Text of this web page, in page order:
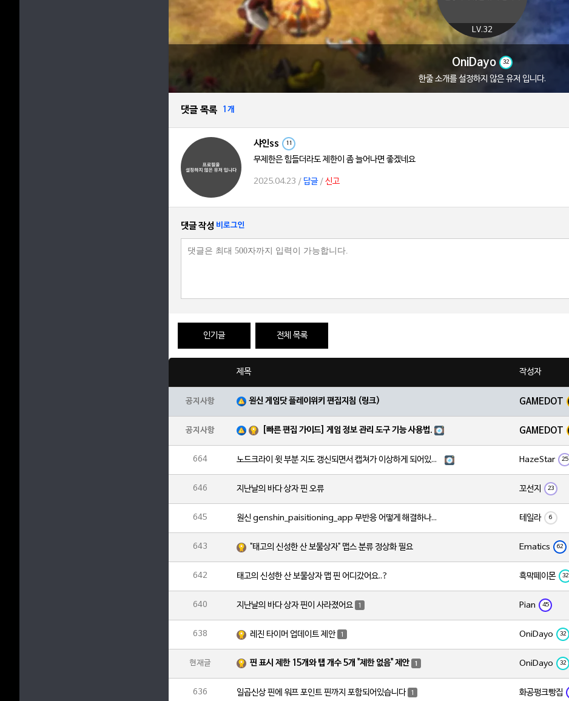
LV.32
OniDayo 32
한줄 소개를 설정하지 않은 유저 입니다.
댓글 목록 1개
샤인ss 11
무제한은 힘들더라도 제한이 좀 늘어나면 좋겠네요
2025.04.23 / 답글/ 신고
댓글 작성 비로그인
인기글 전체 목록
제목 작성자
공지사항 원신 게임닷 플레이위키 편집지침 (링크) GAMEDOT
공지사항 [빠른 편집 가이드] 게임 정보 관리 도구 기능 사용법. GAMEDOT
664 노드크라이 윗 부분 지도 갱신되면서 캡쳐가 이상하게 되어있는거같습니다 HazeStar 25
646 지난날의 바다 상자 핀 오류 꼬선지 23
645 원신 genshin_paisitioning_app 무반응 어떻게 해결하나요? 테일라 6
643 "태고의 신성한 산 보물상자" 맵스 분류 정상화 필요 Ematics 62
642 태고의 신성한 산 보물상자 맵 핀 어디갔어요..? 흑막페이몬 32
640 지난날의 바다 상자 핀이 사라졌어요 1 Pian 45
638 레진 타이머 업데이트 제안 1 OniDayo 32
현재글 핀 표시 제한 15개와 탭 개수 5개 "제한 없음" 제안 1 OniDayo 32
636 일곱신상 핀에 워프 포인트 핀까지 포함되어있습니다 1 화공펑크빵집